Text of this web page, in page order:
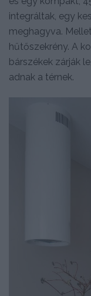
integráltak, egy
meghagyva.
hűtőszekrény. A
bárszékek zárják
adnak a térnek.